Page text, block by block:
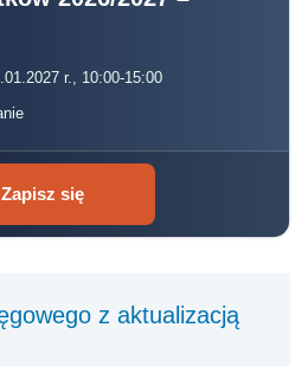
r., 10:00-15:00
Zapisz się
z aktualizacją